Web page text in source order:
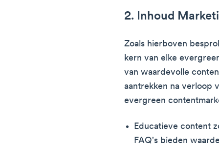
2. Inhoud
Zoals hierboven
kern van elke
van waardevolle
aantrekken na verloop
evergreen
Educatieve content
FAQ's bieden